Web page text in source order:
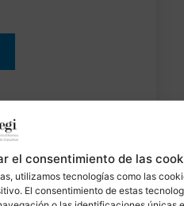
el consentimiento de las
utilizamos tecnologías como las
El consentimiento de estas